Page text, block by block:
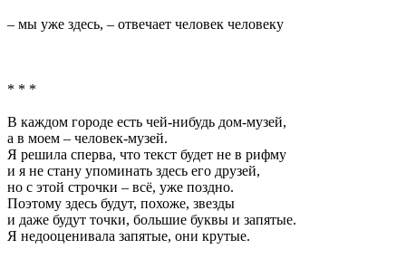
– мы уже здесь, – отвечает человек человеку
* * *
В каждом городе есть чей-нибудь дом-музей,
а в моем – человек-музей.
Я решила сперва, что текст будет не в рифму
и я не стану упоминать здесь его друзей,
но с этой строчки – всё, уже поздно.
Поэтому здесь будут, похоже, звезды
и даже будут точки, большие буквы и запятые.
Я недооценивала запятые, они крутые.